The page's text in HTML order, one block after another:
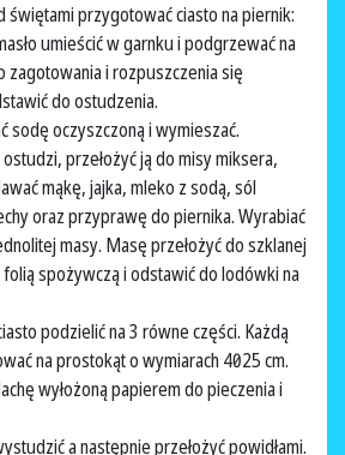
świętami przygotować ciasto na piernik:
umieścić w garnku i podgrzewać na
zagotowania i rozpuszczenia się
do ostudzenia.
sodę oczyszczoną i wymieszać.
przełożyć ją do misy miksera,
mąkę, jajka, mleko z sodą, sól
oraz przyprawę do piernika. Wyrabiać
masy. Masę przełożyć do szklanej
spożywczą i odstawić do lodówki na
podzielić na 3 równe części. Każdą
na prostokąt o wymiarach 40×25 cm.
wyłożoną papierem do pieczenia i
a następnie przełożyć powidłami.